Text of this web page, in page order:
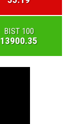
BIST 100
13900.35